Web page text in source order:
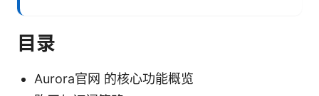
目录
Aurora官网 的核心功能概览